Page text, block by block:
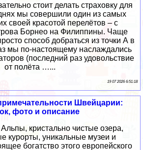
стоит делать страховку для
мы совершили один из самых
своей красотой перелётов – с
Борнео на Филиппины. Чаще
способ добраться из точки А в
мы по-настоящему наслаждались
(последний раз удовольствие
от полёта …...
19 07 2026 6:51:18
Швейцарии:
фото и описание
кристально чистые озера,
курорты, уникальные музеи и
богатство этого европейского